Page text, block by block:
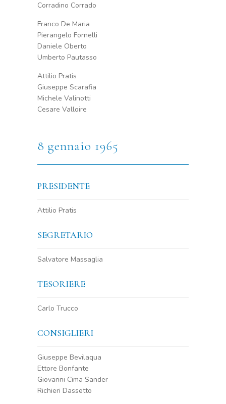
Corradino Corrado
Franco De Maria
Pierangelo Fornelli
Daniele Oberto
Umberto Pautasso
Attilio Pratis
Giuseppe Scarafia
Michele Valinotti
Cesare Valloire
8 gennaio 1965
PRESIDENTE
Attilio Pratis
SEGRETARIO
Salvatore Massaglia
TESORIERE
Carlo Trucco
CONSIGLIERI
Giuseppe Bevilaqua
Ettore Bonfante
Giovanni Cima Sander
Richieri Dassetto